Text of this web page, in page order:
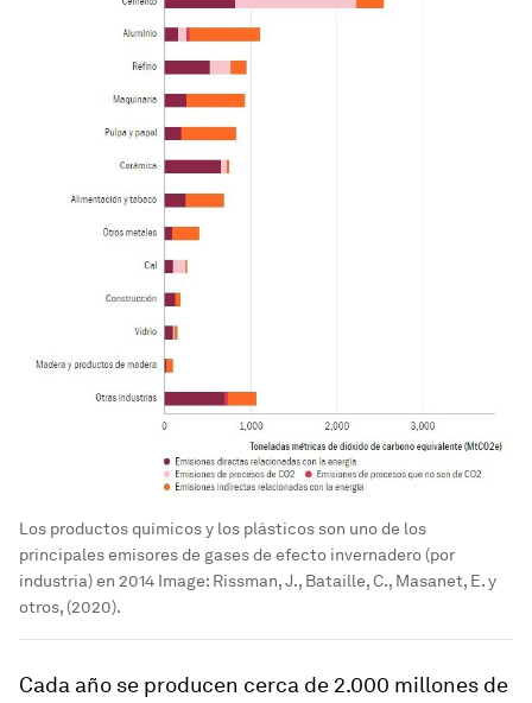
Los productos químicos y los plásticos son uno de los
principales emisores de gases de efecto invernadero (por
industria) en 2014 Image: Rissman, J., Bataille, C., Masanet, E. y
otros, (2020).
Cada año se producen cerca de 2.000 millones de